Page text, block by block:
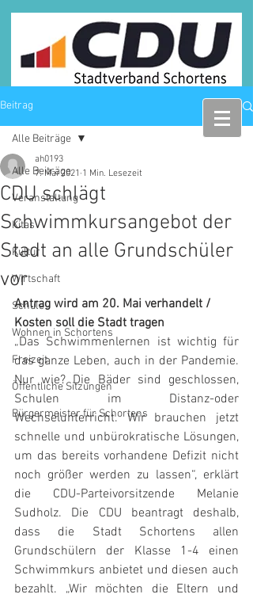
Beitrag
Alle Beiträge
Veranstaltung
Kitas
Kultur
Wirtschaft
Schule
Wohnen in Schortens
Freizeit
Öffentliche Sitzungen
Bürgermeister für Schortens
Alle Beiträge
CDU schlägt
Schwimmkursangebot der
Stadt an alle Grundschüler
vor
ah0193
7. Mai 2021 1 Min. Lesezeit
Antrag wird am 20. Mai verhandelt /
Kosten soll die Stadt tragen
„Das Schwimmenlernen ist wichtig für
das ganze Leben, auch in der Pandemie.
Nur wie? Die Bäder sind geschlossen,
Schulen im Distanz-oder
Wechselunterricht. Wir brauchen jetzt
schnelle und unbürokratische Lösungen,
um das bereits vorhandene Defizit nicht
noch größer werden zu lassen“, erklärt
die CDU-Parteivorsitzende Melanie
Sudholz. Die CDU beantragt deshalb,
dass die Stadt Schortens allen
Grundschülern der Klasse 1-4 einen
Schwimmkurs anbietet und diesen auch
bezahlt. „Wir möchten die Eltern und